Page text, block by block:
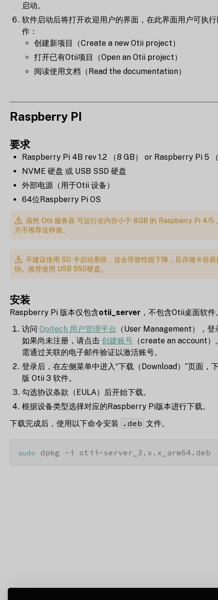
启动。
软件启动后将打开欢迎用户的界面，在此界面用户可执
作：
创建新项目（Create a new Otii project）
打开已有Otii项目（Open an Otii project）
阅读使用文档（Read the documentation）
Raspberry PI
要求
Raspberry Pi 4B rev 1.2 （8 GB） or Raspberry Pi 5
NVME 硬盘 或 USB SSD 硬盘
外部电源（用于Otii 设备）
64位Raspberry Pi OS
虽然 Otii 服务器 可运行在内存小于 8GB 的 Raspberry Pi 4/5
方不推荐这样做。
不建议使用 SD 卡启动系统，这会导致性能下降，且存储卡容易
快。推荐使用 USB SSD硬盘。
安装
Raspberry Pi 版本仅包含otii_server ，不包含Otii桌面软件
访问 Qoitech 用户管理平台
（User Management），登
如果尚未注册，请点击 创建账号 （create an account）
需通过关联的电子邮件验证以激活账号。
登录后，在左侧菜单中进入“下载（Download）”页面，
版 Otii 3 软件。
勾选协议条款（EULA）后开始下载。
根据设备类型选择对应的Raspberry Pi版本进行下载。
下载完成后，使用以下命令安装
.deb 文件。
sudo dpkg -i otii-server_3.x.x_arm64.deb